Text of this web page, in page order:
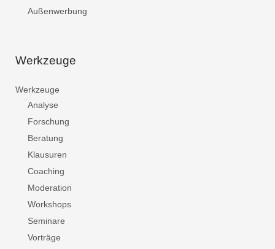
Außenwerbung
Werkzeuge
Werkzeuge
Analyse
Forschung
Beratung
Klausuren
Coaching
Moderation
Workshops
Seminare
Vorträge